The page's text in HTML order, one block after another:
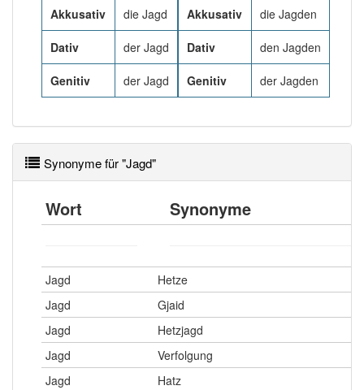
Akkusativ die Jagd
Dativ der Jagd
Genitiv der Jagd
Akkusativ die Jagden
Dativ den Jagden
Genitiv der Jagden
Synonyme für "Jagd"
Wort Synonyme
Jagd
Hetze
Jagd
Gjaid
Jagd
Hetzjagd
Jagd
Verfolgung
Jagd
Hatz